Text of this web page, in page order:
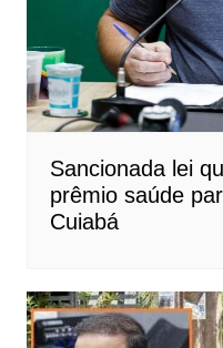
Sancionada lei
prêmio saúde
Cuiabá